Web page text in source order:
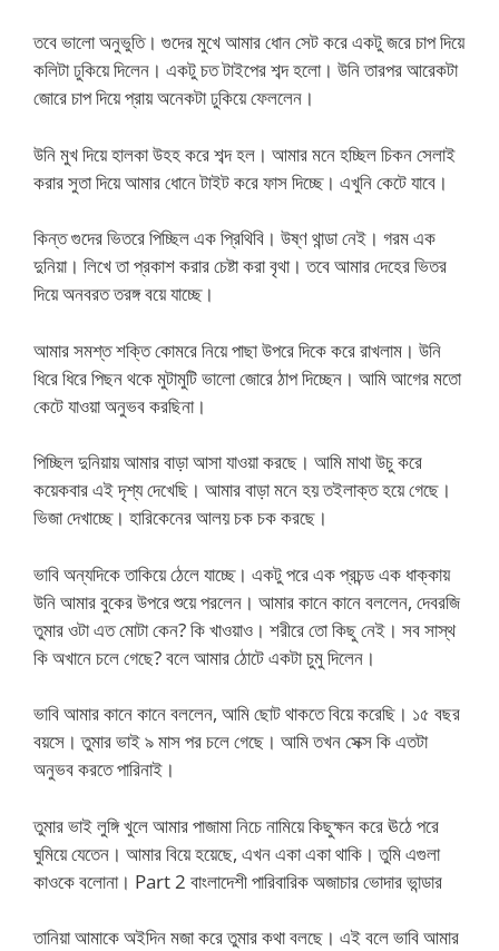
তবে ভালো অনুভুতি। গুদের মুখে আমার ধোন সেট করে একটু জরে চাপ দিয়ে
কলিটা ঢুকিয়ে দিলেন। একটু চত টাইপের শব্দ হলো। উনি তারপর আরেকটা
জোরে চাপ দিয়ে প্রায় অনেকটা ঢুকিয়ে ফেললেন।
উনি মুখ দিয়ে হালকা উহহ করে শব্দ হল। আমার মনে হচ্ছিল চিকন সেলাই
করার সুতা দিয়ে আমার ধোনে টাইট করে ফাস দিচ্ছে। এখুনি কেটে যাবে।
কিন্ত গুদের ভিতরে পিচ্ছিল এক প্রিথিবি। উষ্ণ থান্ডা নেই। গরম এক
দুনিয়া। লিখে তা প্রকাশ করার চেষ্টা করা বৃথা। তবে আমার দেহের ভিতর
দিয়ে অনবরত তরঙ্গ বয়ে যাচ্ছে।
আমার সমশ্ত শক্তি কোমরে নিয়ে পাছা উপরে দিকে করে রাখলাম। উনি
ধিরে ধিরে পিছন থকে মুটামুটি ভালো জোরে ঠাপ দিচ্ছেন। আমি আগের মতো
কেটে যাওয়া অনুভব করছিনা।
পিচ্ছিল দুনিয়ায় আমার বাড়া আসা যাওয়া করছে। আমি মাথা উচু করে
কয়েকবার এই দৃশ্য দেখেছি। আমার বাড়া মনে হয় তইলাক্ত হয়ে গেছে।
ভিজা দেখাচ্ছে। হারিকেনের আলয় চক চক করছে।
ভাবি অন্যদিকে তাকিয়ে ঠেলে যাচ্ছে। একটু পরে এক প্রচন্ড এক ধাক্কায়
উনি আমার বুকের উপরে শুয়ে পরলেন। আমার কানে কানে বললেন, দেবরজি
তুমার ওটা এত মোটা কেন? কি খাওয়াও। শরীরে তো কিছু নেই। সব সাস্থ
কি অখানে চলে গেছে? বলে আমার ঠোটে একটা চুমু দিলেন।
ভাবি আমার কানে কানে বললেন, আমি ছোট থাকতে বিয়ে করেছি। ১৫ বছর
বয়সে। তুমার ভাই ৯ মাস পর চলে গেছে। আমি তখন সেক্স কি এতটা
অনুভব করতে পারিনাই।
তুমার ভাই লুঙ্গি খুলে আমার পাজামা নিচে নামিয়ে কিছুক্ষন করে ঊঠে পরে
ঘুমিয়ে যেতেন। আমার বিয়ে হয়েছে, এখন একা একা থাকি। তুমি এগুলা
কাওকে বলোনা। Part 2 বাংলাদেশী পারিবারিক অজাচার ভোদার ভান্ডার
তানিয়া আমাকে অইদিন মজা করে তুমার কথা বলছে। এই বলে ভাবি আমার